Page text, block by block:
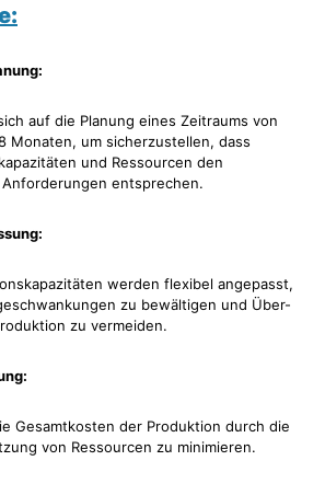
auf die Planung eines Zeitraums von
Monaten, um sicherzustellen, dass
und Ressourcen den
entsprechen.
werden flexibel angepasst,
zu bewältigen und Über-
zu vermeiden.
Gesamtkosten der Produktion durch die
von Ressourcen zu minimieren.